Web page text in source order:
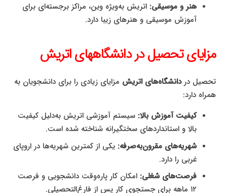
هنر و موسیقی: اتریش به‌ویژه وین، مراکز برجسته‌ای برای
آموزش موسیقی و هنرهای زیبا دارد.
مزایای تحصیل در دانشگاههای اتریش
تحصیل دردانشگاه‌های اتریش مزایای زیادی را برای دانشجویان به
همراه دارد:
کیفیت آموزش بالا: سیستم آموزشی اتریش به‌دلیل کیفیت
بالا و استانداردهای سختگیرانه شناخته شده است.
شهریه‌های مقرون‌به‌صرفه: یکی از کمترین شهریه‌ها در اروپای
غربی را دارد.
فرصت‌های شغلی: امکان کار پاره‌وقت دانشجویی و فرصت
۱۲ ماهه برای جستجوی کار پس از فارغ‌التحصیلی.